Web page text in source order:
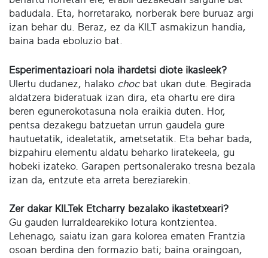
badudala. Eta, horretarako, norberak bere buruaz argi
izan behar du. Beraz, ez da KILT asmakizun handia,
baina bada eboluzio bat.
Esperimentazioari nola ihardetsi diote ikasleek?
Ulertu dudanez, halako chocbat ukan dute. Begirada
aldatzera bideratuak izan dira, eta ohartu ere dira
beren egunerokotasuna nola eraikia duten. Hor,
pentsa dezakegu batzuetan urrun gaudela gure
hautuetatik, idealetatik, ametsetatik. Eta behar bada,
bizpahiru elementu aldatu beharko liratekeela, gu
hobeki izateko. Garapen pertsonalerako tresna bezala
izan da, entzute eta arreta bereziarekin.
Zer dakar KILTek Etcharry bezalako ikastetxeari?
Gu gauden lurraldearekiko lotura kontzientea.
Lehenago, saiatu izan gara kolorea ematen Frantzia
osoan berdina den formazio bati; baina oraingoan,